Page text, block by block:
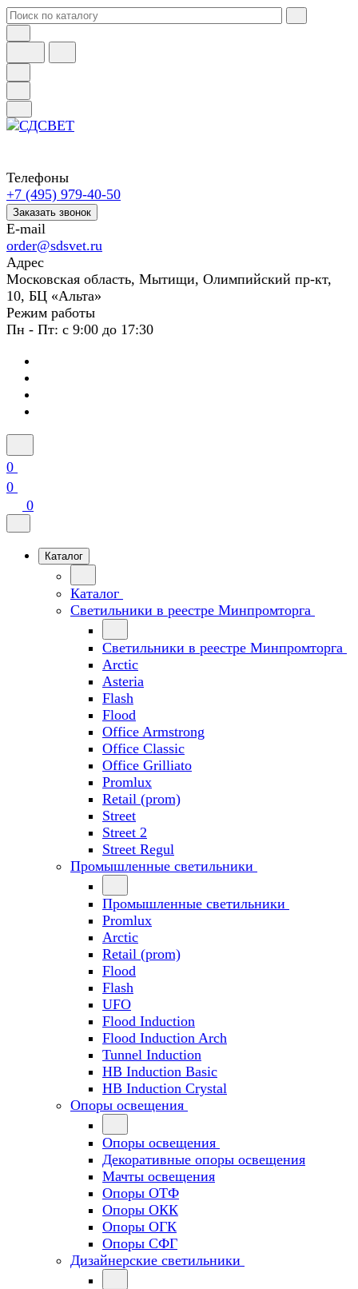
Телефоны
+7 (495) 979-40-50
Заказать звонок
E-mail
order@sdsvet.ru
Адрес
Московская область, Мытищи, Олимпийский пр-кт,
10, БЦ «Альта»
Режим работы
Пн - Пт: с 9:00 до 17:30
0
0
0
Каталог
Каталог
Светильники в реестре Минпромторга
Светильники в реестре Минпромторга
Arctic
Asteria
Flash
Flood
Office Armstrong
Office Classic
Office Grilliato
Promlux
Retail (prom)
Street
Street 2
Street Regul
Промышленные светильники
Промышленные светильники
Promlux
Arctic
Retail (prom)
Flood
Flash
UFO
Flood Induction
Flood Induction Arch
Tunnel Induction
HB Induction Basic
HB Induction Crystal
Опоры освещения
Опоры освещения
Декоративные опоры освещения
Мачты освещения
Опоры ОТФ
Опоры ОКК
Опоры ОГК
Опоры СФГ
Дизайнерские светильники